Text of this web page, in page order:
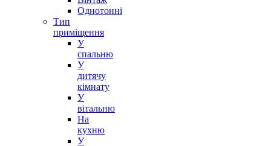
Однотонні
Тип
приміщення
У
спальню
У
дитячу
кімнату
У
вітальню
На
кухню
У